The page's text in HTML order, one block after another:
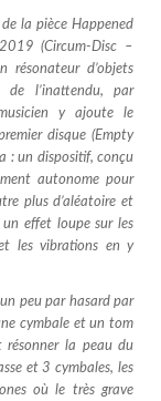
la pièce Happened
(Circum-Disc –
résonateur d’objets
de l’inattendu, par
y ajoute le
disque (Empty
: un dispositif, conçu
autonome pour
plus d’aléatoire et
un effet loupe sur les
les vibrations en y
peu par hasard par
cymbale et un tom
résonner la peau du
et 3 cymbales, les
où le très grave